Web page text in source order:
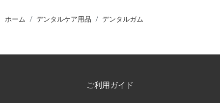
ホーム デンタルケア用品 デンタルガム
ご利用ガイド